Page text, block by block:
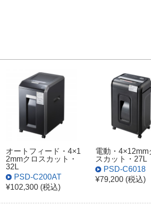
オートフィード・4×1
2mmクロスカット・
32L
PSD-C200AT
¥102,300 (税込)
電動・4×12mm
スカット・27L
PSD-C6018
¥79,200 (税込)